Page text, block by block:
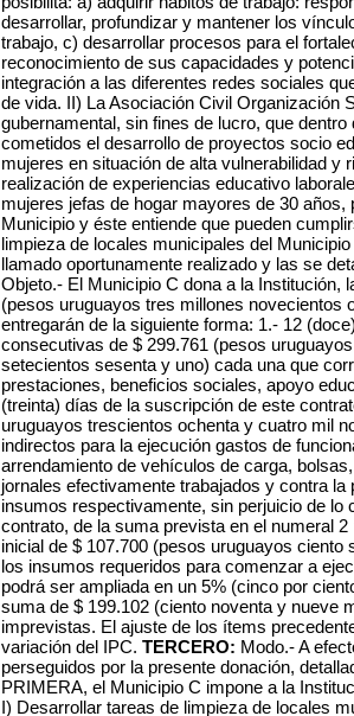
desarrollar, profundizar y mantener los
trabajo, c) desarrollar procesos para el
reconocimiento de sus capacidades y
integración a las diferentes redes sociales
de vida. II) La Asociación Civil Organización
gubernamental, sin fines de lucro, que
cometidos el desarrollo de proyectos socio
mujeres en situación de alta vulnerabilidad y
realización de experiencias educativo
mujeres jefas de hogar mayores de 30
Municipio y éste entiende que pueden
limpieza de locales municipales del
llamado oportunamente realizado y las se
Objeto.- El Municipio C dona a la Institución,
(pesos uruguayos tres millones novecientos
entregarán de la siguiente forma: 1.- 12
consecutivas de $ 299.761 (pesos
setecientos sesenta y uno) cada una que
prestaciones, beneficios sociales, apoyo
(treinta) días de la suscripción de este
uruguayos trescientos ochenta y cuatro mil
indirectos para la ejecución gastos de
arrendamiento de vehículos de carga,
jornales efectivamente trabajados y contra
insumos respectivamente, sin perjuicio de lo
contrato, de la suma prevista en el numeral
inicial de $ 107.700 (pesos uruguayos
los insumos requeridos para comenzar a
podrá ser ampliada en un 5% (cinco por
suma de $ 199.102 (ciento noventa y nueve
imprevistas. El ajuste de los ítems
variación del IPC. TERCERO: Modo.- A
perseguidos por la presente donación,
PRIMERA, el Municipio C impone a la
I) Desarrollar tareas de limpieza de locales